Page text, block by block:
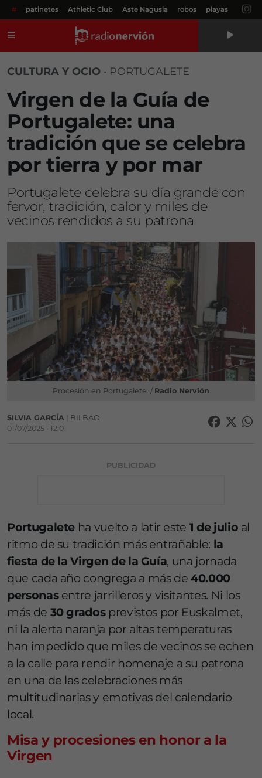
# patinetes Athletic Club Aste Nagusia robos playas
CULTURA Y OCIO • PORTUGALETE
Virgen de la Guía de
Portugalete: una
tradición que se celebra
por tierra y por mar
Portugalete celebra su día grande con
fervor, tradición, calor y miles de
vecinos rendidos a su patrona
Procesión en Portugalete. / Radio Nervión
SILVIA GARCÍA | BILBAO
01/07/2025 • 12:01
PUBLICIDAD
Portugalete ha vuelto a latir este 1 de julio al
ritmo de su tradición más entrañable: la
fiesta de la Virgen de la Guía, una jornada
que cada año congrega a más de40.000
personasentre jarrilleros y visitantes. Ni los
más de 30 gradosprevistos por Euskalmet,
ni la alerta naranja por altas temperaturas
han impedido que miles de vecinos se echen
a la calle para rendir homenaje a su patrona
en una de las celebraciones más
multitudinarias y emotivas del calendario
local.
Misa y procesiones en honor a la
Virgen